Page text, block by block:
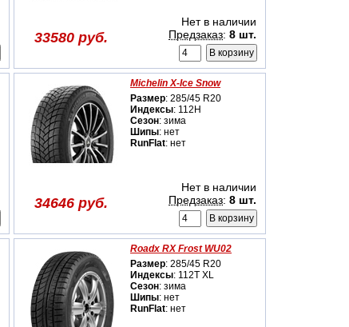
33580 руб.
Нет в наличии
Предзаказ: 8 шт.
Michelin X-Ice Snow
Размер: 285/45 R20
Индексы: 112H
Сезон: зима
Шипы: нет
RunFlat: нет
34646 руб.
Нет в наличии
Предзаказ: 8 шт.
Roadx RX Frost WU02
Размер: 285/45 R20
Индексы: 112T XL
Сезон: зима
Шипы: нет
RunFlat: нет